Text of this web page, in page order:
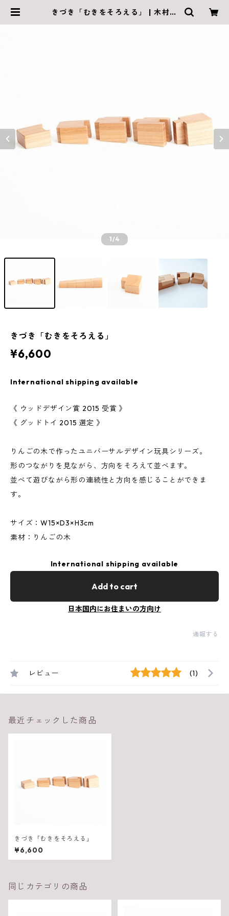
きづき「むきをそろえる」 | 木村木
1/4
きづき「むきをそろえる」
¥6,600
International shipping available
《 ウッドデザイン賞 2015 受賞 》
《 グッドトイ 2015 選定 》
りんごの木で作ったユニバーサルデザイン玩具シリーズ。
形のつながりを見ながら、方向をそろえて並べます。
並べて遊びながら形の連続性と方向を感じることができま
す。
サイズ：W15×D3×H3cm
素材：りんごの木
International shipping available
Add to cart
日本国内にお住まいの方向け
通報する
レビュー (1)
最近チェックした商品
きづき「むきをそろえる」
¥6,600
同じカテゴリの商品